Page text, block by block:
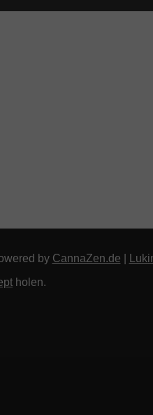
by CannaZen.de
holen.